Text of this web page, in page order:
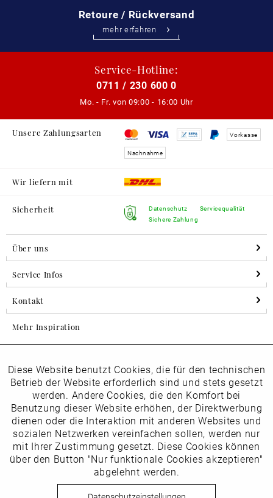
Retoure / Rückversand
mehr erfahren
Service-Hotline:
0711 / 230 600 0
Mo. - Fr. von 09:00 - 16:00 Uhr
Unsere Zahlungsarten Vorkasse
Nachnahme
Wir liefern mit
Sicherheit
Datenschutz
Sichere Zahlung
Servicequalität
Über uns
Service Infos
Kontakt
Mehr Inspiration
Folgen Sie uns auf Instagram
horsch_schuhe
Newsletter
Datenschutzbestimmungenhabe ich zur Kenntnis
Funktionale Aktiv
Marketing Inaktiv
Tracking Inaktiv
Inaktiv
Diese Website benutzt Cookies, die für den technischen
Betrieb der Website erforderlich sind und stets gesetzt
werden. Andere Cookies, die den Komfort bei
Benutzung dieser Website erhöhen, der Direktwerbung
dienen oder die Interaktion mit anderen Websites und
sozialen Netzwerken vereinfachen sollen, werden nur
mit Ihrer Zustimmung gesetzt. Diese Cookies können
über den Button "Nur funktionale Cookies akzeptieren"
abgelehnt werden.